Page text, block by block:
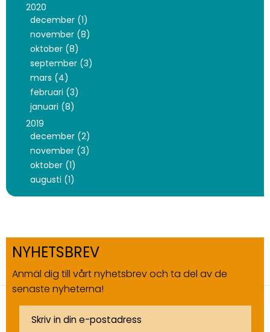
2020
december (1)
november (8)
oktober (8)
september (3)
mars (4)
februari (3)
januari (8)
2019
december (2)
november (3)
oktober (1)
augusti (1)
NYHETSBREV
Anmäl dig till vårt nyhetsbrev och ta del av de
senaste nyheterna!